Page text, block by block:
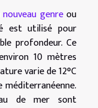
genreou
est utilisé pour
profondeur. Ce
10 mètres
varie de 12°C
méditerranéenne.
de mer sont